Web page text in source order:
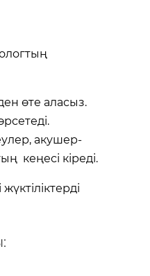
өте аласыз.
акушер-
кеңесі кіреді.